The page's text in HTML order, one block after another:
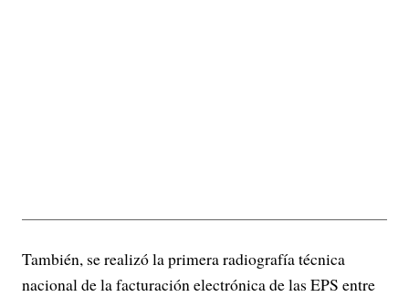
También, se realizó la primera radiografía técnica
nacional de la facturación electrónica de las EPS entre